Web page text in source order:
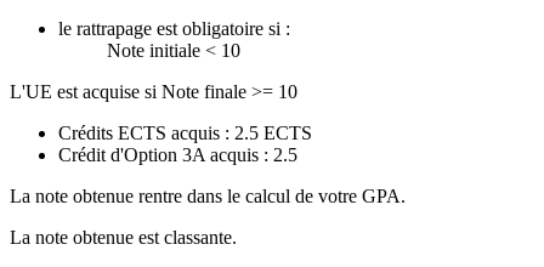
le rattrapage est obligatoire si :
Note initiale < 10
L'UE est acquise si Note finale >= 10
Crédits ECTS acquis : 2.5 ECTS
Crédit d'Option 3A acquis : 2.5
La note obtenue rentre dans le calcul de votre GPA.
La note obtenue est classante.